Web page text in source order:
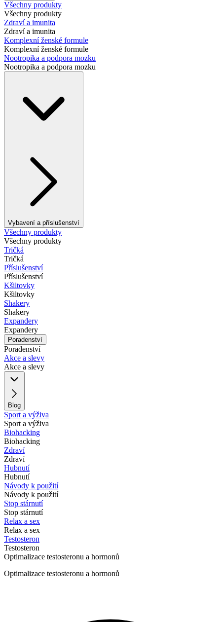
Všechny produkty
Všechny produkty
Zdraví a imunita
Zdraví a imunita
Komplexní ženské formule
Komplexní ženské formule
Nootropika a podpora mozku
Nootropika a podpora mozku
Vybavení a příslušenství
Všechny produkty
Všechny produkty
Tričká
Tričká
Příslušenství
Příslušenství
Kšiltovky
Kšiltovky
Shakery
Shakery
Expandery
Expandery
Poradenství
Poradenství
Akce a slevy
Akce a slevy
Blog
Sport a výživa
Sport a výživa
Biohacking
Biohacking
Zdraví
Zdraví
Hubnutí
Hubnutí
Návody k použití
Návody k použití
Stop stárnutí
Stop stárnutí
Relax a sex
Relax a sex
Testosteron
Testosteron
Optimalizace testosteronu a hormonů
Optimalizace testosteronu a hormonů